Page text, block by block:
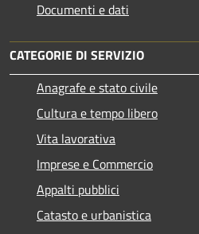
Documenti e dati
CATEGORIE DI SERVIZIO
Anagrafe e stato civile
Cultura e tempo libero
Vita lavorativa
Imprese e Commercio
Appalti pubblici
Catasto e urbanistica